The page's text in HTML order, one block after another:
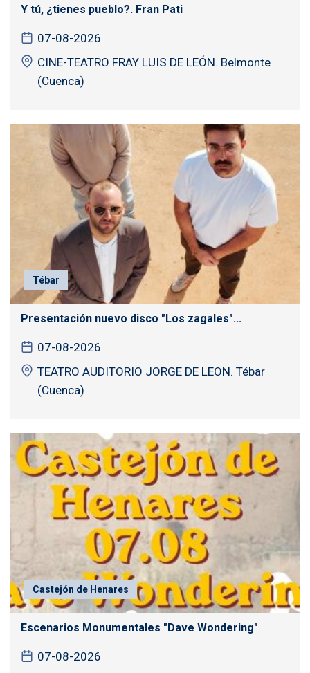
Y tú, ¿tienes pueblo?. Fran Pati
07-08-2026
CINE-TEATRO FRAY LUIS DE LEÓN. Belmonte
(Cuenca)
Tébar
Presentación nuevo disco "Los zagales"...
07-08-2026
TEATRO AUDITORIO JORGE DE LEON. Tébar
(Cuenca)
Castejón de Henares
Escenarios Monumentales "Dave Wondering"
07-08-2026